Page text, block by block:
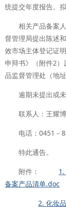
统提交年度报告。
相关产品备案
督管理局提出陈述
效市场主体登记证
申辩书》（附件2
品监督管理处（地
逾期未提出或
联系人：王耀
电话：0451－
特此通告。
附件：
备案产品清单.doc
2. 化妆